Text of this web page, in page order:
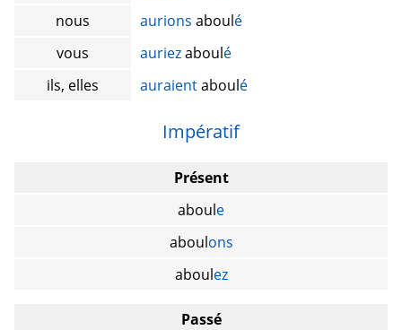
nous
aurions aboulé
vous
auriezaboulé
ils, elles
auraientaboulé
Impératif
Présent
aboule
aboulons
aboulez
Passé